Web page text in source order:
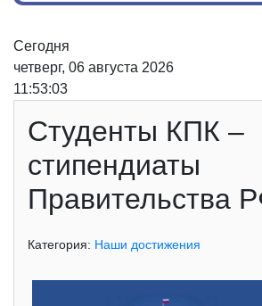
Сегодня
четверг, 06 августа 2026
11:53:03
Студенты КПК –
стипендиаты
Правительства
Категория: Наши достижения